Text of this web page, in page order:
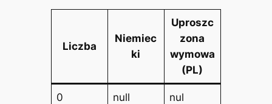
Liczba
Niemiec
ki
Uproszc
zona
wymowa
(PL)
0 null nul